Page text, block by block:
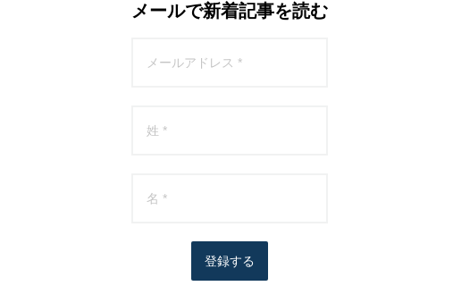
メールで新着記事を読む
登録する